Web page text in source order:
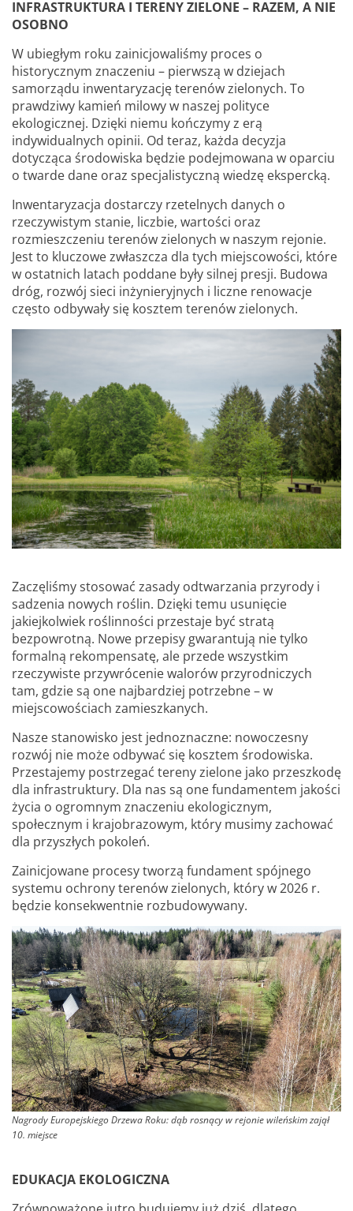
INFRASTRUKTURA I TERENY ZIELONE – RAZEM, A NIE
OSOBNO
W ubiegłym roku zainicjowaliśmy proces o
historycznym znaczeniu – pierwszą w dziejach
samorządu inwentaryzację terenów zielonych. To
prawdziwy kamień milowy w naszej polityce
ekologicznej. Dzięki niemu kończymy z erą
indywidualnych opinii. Od teraz, każda decyzja
dotycząca środowiska będzie podejmowana w oparciu
o twarde dane oraz specjalistyczną wiedzę ekspercką.
Inwentaryzacja dostarczy rzetelnych danych o
rzeczywistym stanie, liczbie, wartości oraz
rozmieszczeniu terenów zielonych w naszym rejonie.
Jest to kluczowe zwłaszcza dla tych miejscowości, które
w ostatnich latach poddane były silnej presji. Budowa
dróg, rozwój sieci inżynieryjnych i liczne renowacje
często odbywały się kosztem terenów zielonych.
Zaczęliśmy stosować zasady odtwarzania przyrody i
sadzenia nowych roślin. Dzięki temu usunięcie
jakiejkolwiek roślinności przestaje być stratą
bezpowrotną. Nowe przepisy gwarantują nie tylko
formalną rekompensatę, ale przede wszystkim
rzeczywiste przywrócenie walorów przyrodniczych
tam, gdzie są one najbardziej potrzebne – w
miejscowościach zamieszkanych.
Nasze stanowisko jest jednoznaczne: nowoczesny
rozwój nie może odbywać się kosztem środowiska.
Przestajemy postrzegać tereny zielone jako przeszkodę
dla infrastruktury. Dla nas są one fundamentem jakości
życia o ogromnym znaczeniu ekologicznym,
społecznym i krajobrazowym, który musimy zachować
dla przyszłych pokoleń.
Zainicjowane procesy tworzą fundament spójnego
systemu ochrony terenów zielonych, który w 2026 r.
będzie konsekwentnie rozbudowywany.
Nagrody Europejskiego Drzewa Roku: dąb rosnący w rejonie wileńskim zajął
10. miejsce
EDUKACJA EKOLOGICZNA